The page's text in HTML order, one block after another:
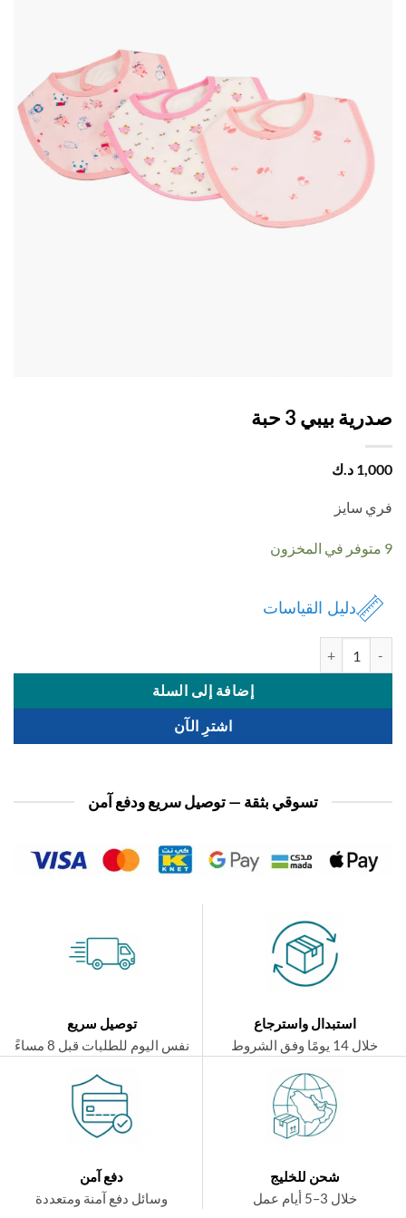
بيبي 3 حبة
د.ك
سايز
دليل القياسات
إضافة إلى السلة
اشترِ الآن
تسوقي بثقة — توصيل سريع ودفع آمن
استبدال واسترجاع
توصيل سريع
نفس اليوم للطلبات قبل 8 مساءً
شحن للخليج
دفع آمن
وسائل دفع آمنة ومتعددة